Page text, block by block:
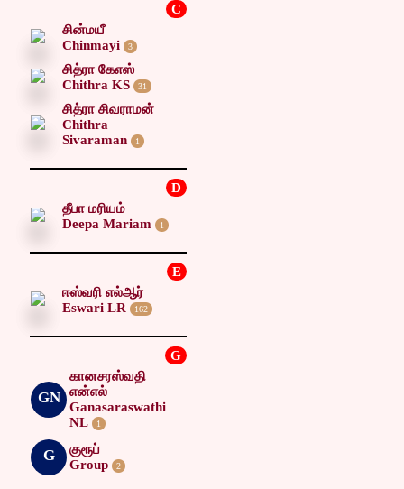
C
சின்மயீ
Chinmayi
3
சித்ரா கேஎஸ்
Chithra KS
31
சித்ரா சிவராமன்
Chithra
Sivaraman
1
D
தீபா மரியம்
Deepa Mariam
1
E
ஈஸ்வரி எல்ஆர்
Eswari LR
162
G
GN
கானசரஸ்வதி
என்எல்
Ganasaraswathi
NL
1
G
குரூப்
Group
2